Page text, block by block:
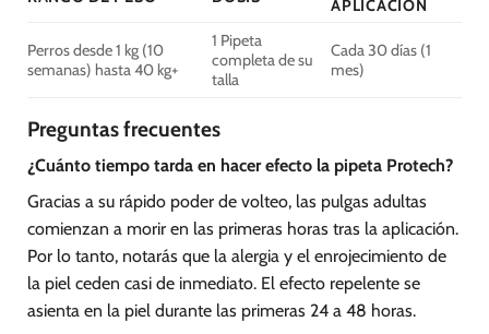
APLICACIÓN
Perros desde 1 kg (10
semanas) hasta 40 kg+
1 Pipeta
completa de su
talla
Cada 30 días (1
mes)
Preguntas frecuentes
¿Cuánto tiempo tarda en hacer efecto la pipeta Protech?
Gracias a su rápido poder de volteo, las pulgas adultas
comienzan a morir en las primeras horas tras la aplicación.
Por lo tanto, notarás que la alergia y el enrojecimiento de
la piel ceden casi de inmediato. El efecto repelente se
asienta en la piel durante las primeras 24 a 48 horas.